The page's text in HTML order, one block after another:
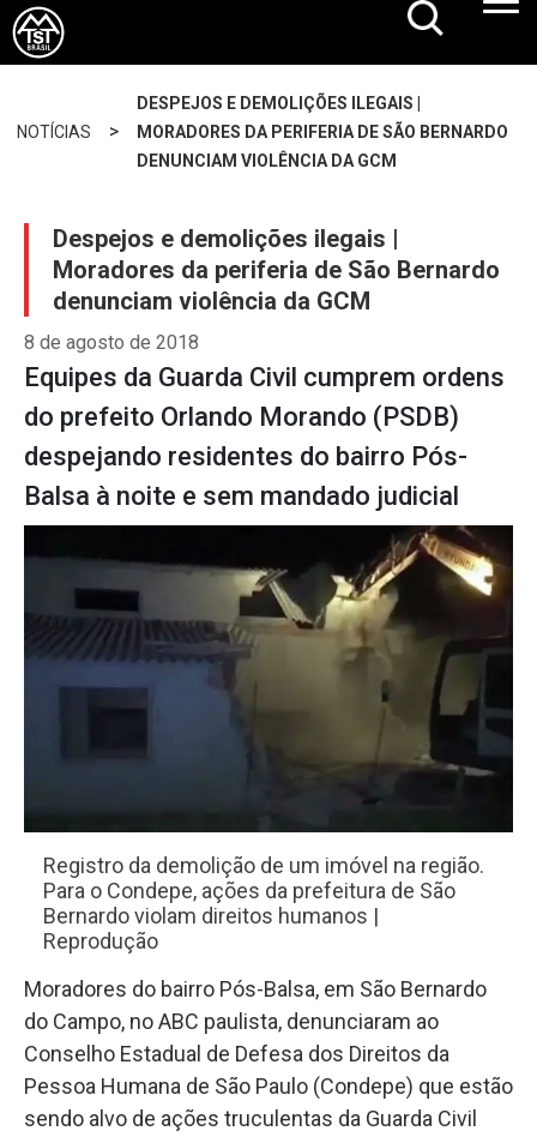
NOTÍCIAS >
DESPEJOS E DEMOLIÇÕES ILEGAIS |
MORADORES DA PERIFERIA DE SÃO BERNARDO
DENUNCIAM VIOLÊNCIA DA GCM
Despejos e demolições ilegais |
Moradores da periferia de São Bernardo
denunciam violência da GCM
8 de agosto de 2018
Equipes da Guarda Civil cumprem ordens
do prefeito Orlando Morando (PSDB)
despejando residentes do bairro Pós-
Balsa à noite e sem mandado judicial
Registro da demolição de um imóvel na região.
Para o Condepe, ações da prefeitura de São
Bernardo violam direitos humanos |
Reprodução
Moradores do bairro Pós-Balsa, em São Bernardo
do Campo, no ABC paulista, denunciaram ao
Conselho Estadual de Defesa dos Direitos da
Pessoa Humana de São Paulo (Condepe) que estão
sendo alvo de ações truculentas da Guarda Civil